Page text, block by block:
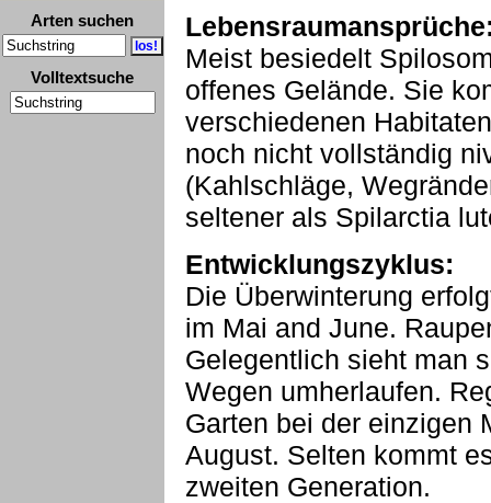
Arten suchen
Volltextsuche
Meist besiedelt
offenes Gelände. Sie
verschiedenen
noch nicht vollständig
(Kahlschläge,
seltener als Spilarctia
Entwicklungszyklus:
Die Überwinterung
im Mai and June.
Gelegentlich sieht man
Wegen umherlaufen.
Garten bei der einzigen
August. Selten kommt
zweiten Generation.